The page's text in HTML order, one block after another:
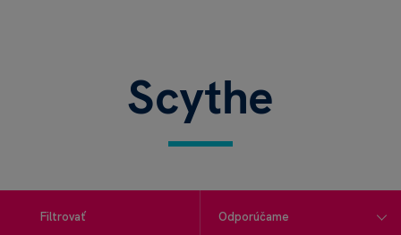
Scythe
Filtrovať